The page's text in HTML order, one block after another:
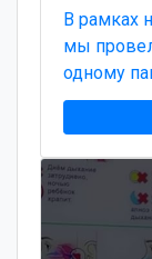
В рамках
мы
одному